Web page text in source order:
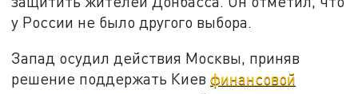
у России не было другого выбора.
Запад осудил действия Москвы, приняв
решение поддержать Киевфинансовой